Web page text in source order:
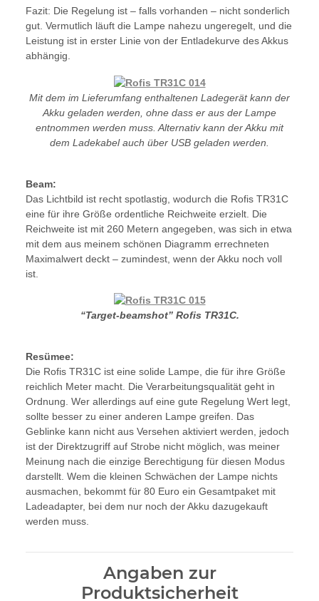
Fazit: Die Regelung ist – falls vorhanden – nicht sonderlich
gut. Vermutlich läuft die Lampe nahezu ungeregelt, und die
Leistung ist in erster Linie von der Entladekurve des Akkus
abhängig.
Mit dem im Lieferumfang enthaltenen Ladegerät kann der
Akku geladen werden, ohne dass er aus der Lampe
entnommen werden muss. Alternativ kann der Akku mit
dem Ladekabel auch über USB geladen werden.
Beam:
Das Lichtbild ist recht spotlastig, wodurch die Rofis TR31C
eine für ihre Größe ordentliche Reichweite erzielt. Die
Reichweite ist mit 260 Metern angegeben, was sich in etwa
mit dem aus meinem schönen Diagramm errechneten
Maximalwert deckt – zumindest, wenn der Akku noch voll
ist.
“Target-beamshot” Rofis TR31C.
Resümee:
Die Rofis TR31C ist eine solide Lampe, die für ihre Größe
reichlich Meter macht. Die Verarbeitungsqualität geht in
Ordnung. Wer allerdings auf eine gute Regelung Wert legt,
sollte besser zu einer anderen Lampe greifen. Das
Geblinke kann nicht aus Versehen aktiviert werden, jedoch
ist der Direktzugriff auf Strobe nicht möglich, was meiner
Meinung nach die einzige Berechtigung für diesen Modus
darstellt. Wem die kleinen Schwächen der Lampe nichts
ausmachen, bekommt für 80 Euro ein Gesamtpaket mit
Ladeadapter, bei dem nur noch der Akku dazugekauft
werden muss.
Angaben zur
Produktsicherheit